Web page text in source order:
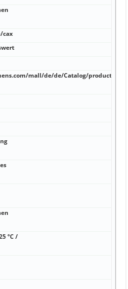
cax
mall/de/de/Catalog/product?
°C /